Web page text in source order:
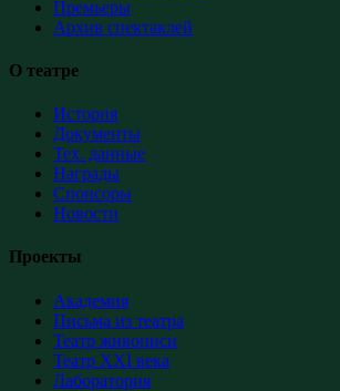
Премьеры
Архив спектаклей
О театре
История
Документы
Тех. данные
Награды
Спонсоры
Новости
Проекты
Академия
Письма из театра
Театр живописи
Театр XXI века
Лаборатория